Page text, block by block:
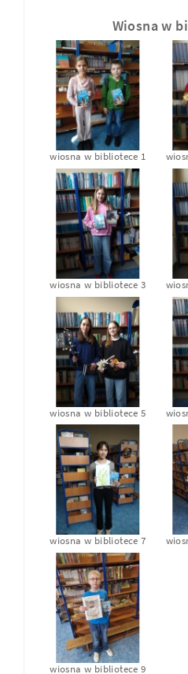
Wiosna w
wiosna w bibliotece 1
wiosna w bibliotece 3
wiosna w bibliotece 5
wiosna w bibliotece 7
wiosna w bibliotece 9